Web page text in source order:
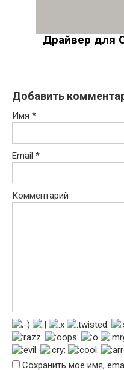
Драйвер для
Добавить
Имя *
Email *
Комментарий
Сохранить моё имя,